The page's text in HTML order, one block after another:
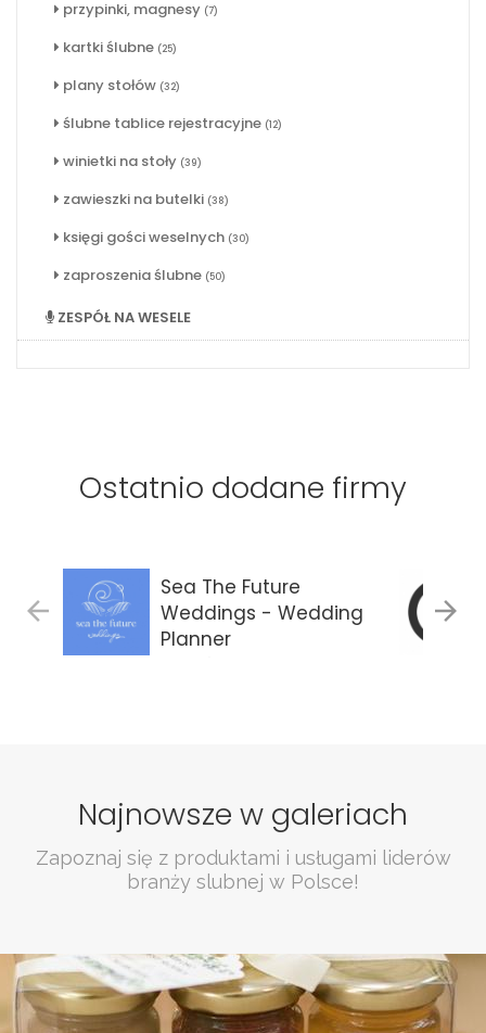
przypinki, magnesy (7)
kartki ślubne (25)
plany stołów (32)
ślubne tablice rejestracyjne (12)
winietki na stoły (39)
zawieszki na butelki (38)
księgi gości weselnych (30)
zaproszenia ślubne (50)
ZESPÓŁ NA WESELE
Ostatnio dodane firmy
Sea The Future
Weddings - Wedding
Planner
Najnowsze w galeriach
Zapoznaj się z produktami i usługami liderów
branży slubnej w Polsce!